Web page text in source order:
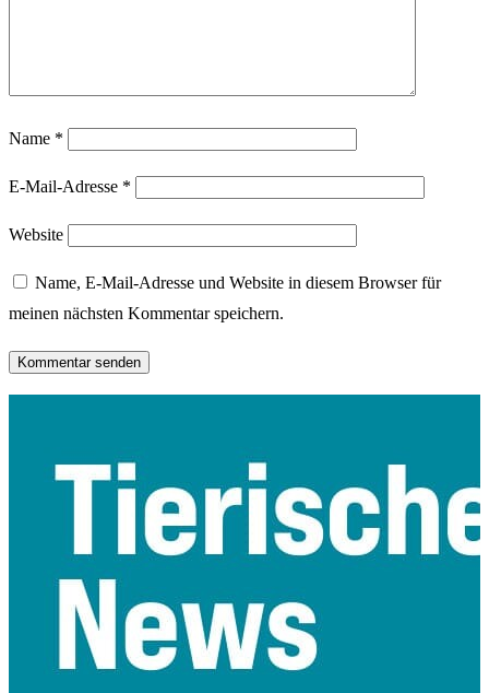
Name *
E-Mail-Adresse *
Website
Name, E-Mail-Adresse und Website in diesem Browser für
meinen nächsten Kommentar speichern.